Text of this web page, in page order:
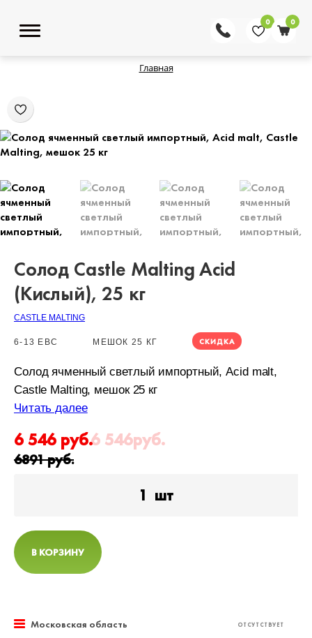
0 0
Главная
Солод Castle Malting Acid
(Кислый), 25 кг
CASTLE MALTING
6-13 EBC МЕШОК 25 КГ СКИДКА
Солод ячменный светлый импортный, Acid malt,
Castle Malting, мешок 25 кг
Читать далее
6 546 руб.
6891руб.
6 546руб.
1 шт
В КОРЗИНУ
Московская область ОТСУТСТВУЕТ